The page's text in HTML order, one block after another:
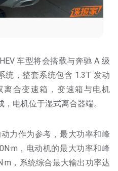
车型将会搭载与奔驰 A 级
统，整套系统包含 1.3T 发动
离合变速箱，变速箱与电机
，电机位于湿式离合器端。
力作为参考，最大功率和峰
，电动机的最大功率和峰
，系统综合最大输出功率达